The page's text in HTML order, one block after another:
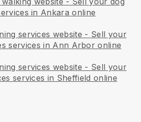
in Ankara online
services website - Sell your
services in Ann Arbor online
services website - Sell your
services in Sheffield online